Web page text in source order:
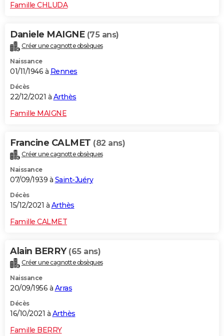
Famille CHLUDA
Daniele MAIGNE (75 ans)
Créer une cagnotte obsèques
Naissance
01/11/1946 à Rennes
Décès
22/12/2021 à Arthès
Famille MAIGNE
Francine CALMET (82 ans)
Créer une cagnotte obsèques
Naissance
07/09/1939 à Saint-Juéry
Décès
15/12/2021 à Arthès
Famille CALMET
Alain BERRY (65 ans)
Créer une cagnotte obsèques
Naissance
20/09/1956 à Arras
Décès
16/10/2021 à Arthès
Famille BERRY